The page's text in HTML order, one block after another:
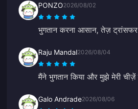
PONZO2026/08/02
भुगतान करना आसान, तेज़
Raju Mandal2026/08/04
मैंने भुगतान किया और मुझे मेरी चीज़ें
Galo Andrade2026/08/06